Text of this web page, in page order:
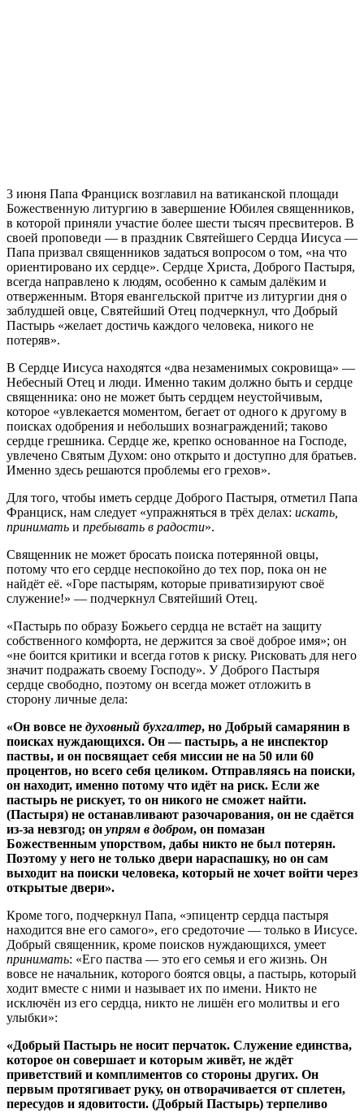
3 июня Папа Франциск возглавил на ватиканской площади
Божественную литургию в завершение Юбилея священников,
в которой приняли участие более шести тысяч пресвитеров. В
своей проповеди — в праздник Святейшего Сердца Иисуса —
Папа призвал священников задаться вопросом о том, «на что
ориентировано их сердце». Сердце Христа, Доброго Пастыря,
всегда направлено к людям, особенно к самым далёким и
отверженным. Вторя евангельской притче из литургии дня о
заблудшей овце, Святейший Отец подчеркнул, что Добрый
Пастырь «желает достичь каждого человека, никого не
потеряв».
В Сердце Иисуса находятся «два незаменимых сокровища» —
Небесный Отец и люди. Именно таким должно быть и сердце
священника: оно не может быть сердцем неустойчивым,
которое «увлекается моментом, бегает от одного к другому в
поисках одобрения и небольших вознаграждений; таково
сердце грешника. Сердце же, крепко основанное на Господе,
увлечено Святым Духом: оно открыто и доступно для братьев.
Именно здесь решаются проблемы его грехов».
Для того, чтобы иметь сердце Доброго Пастыря, отметил Папа
Франциск, нам следует «упражняться в трёх делах: искать,
принимать и пребывать в радости».
Священник не может бросать поиска потерянной овцы,
потому что его сердце неспокойно до тех пор, пока он не
найдёт её. «Горе пастырям, которые приватизируют своё
служение!» — подчеркнул Святейший Отец.
«Пастырь по образу Божьего сердца не встаёт на защиту
собственного комфорта, не держится за своё доброе имя»; он
«не боится критики и всегда готов к риску. Рисковать для него
значит подражать своему Господу». У Доброго Пастыря
сердце свободно, поэтому он всегда может отложить в
сторону личные дела:
«Он вовсе не духовный бухгалтер, но Добрый самарянин в
поисках нуждающихся. Он — пастырь, а не инспектор
паствы, и он посвящает себя миссии не на 50 или 60
процентов, но всего себя целиком. Отправляясь на поиски,
он находит, именно потому что идёт на риск. Если же
пастырь не рискует, то он никого не сможет найти.
(Пастыря) не останавливают разочарования, он не сдаётся
из-за невзгод; он упрям в добром, он помазан
Божественным упорством, дабы никто не был потерян.
Поэтому у него не только двери нараспашку, но он сам
выходит на поиски человека, который не хочет войти через
открытые двери».
Кроме того, подчеркнул Папа, «эпицентр сердца пастыря
находится вне его самого», его средоточие — только в Иисусе.
Добрый священник, кроме поисков нуждающихся, умеет
принимать: «Его паства — это его семья и его жизнь. Он
вовсе не начальник, которого боятся овцы, а пастырь, который
ходит вместе с ними и называет их по имени. Никто не
исключён из его сердца, никто не лишён его молитвы и его
улыбки»:
«Добрый Пастырь не носит перчаток. Служение единства,
которое он совершает и которым живёт, не ждёт
приветствий и комплиментов со стороны других. Он
первым протягивает руку, он отворачивается от сплетен,
пересудов и ядовитости. (Добрый Пастырь) терпеливо